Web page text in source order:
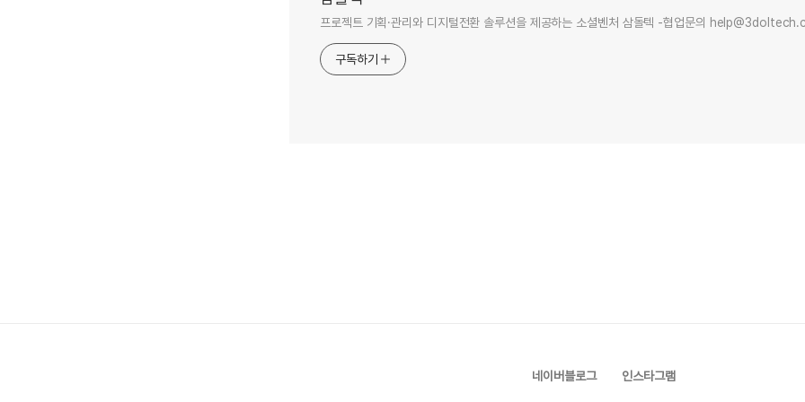
프로젝트 기획·관리와 디지털전환 솔루션을 제공하는 소셜벤처 삼돌텍 -협업문의
구독하기
네이버블로그 인스타그램